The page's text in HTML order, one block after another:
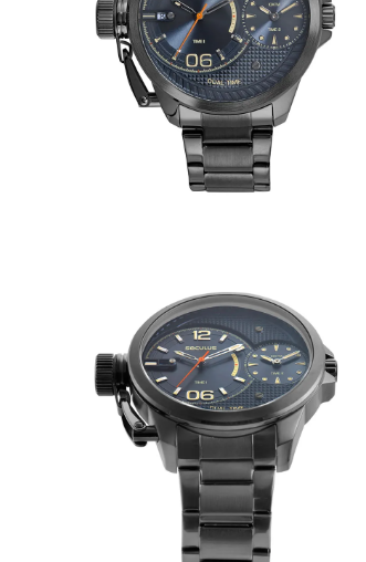
dourado
relógio feminino rose
masculino